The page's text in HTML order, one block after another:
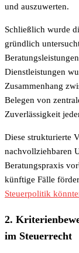
und auszuwerten.
Schließlich wurde
gründlich
Dienstleistungen
Zusammenhang
Belegen von
Zuverlässigkeit
Diese strukturierte
nachvollziehbaren
Beratungspraxis
künftige Fälle
Steuerpolitik
2.
im Steuerrecht